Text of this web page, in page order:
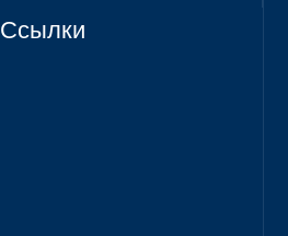
Ссылки